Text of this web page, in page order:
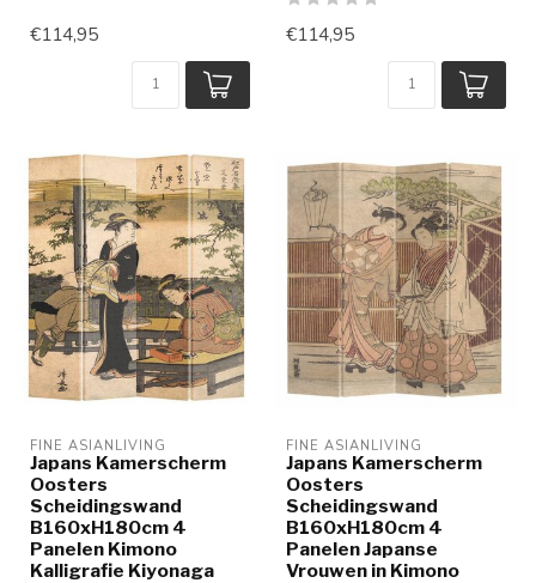
€114,95 €114,95
FINE ASIANLIVING
Japans Kamerscherm
Oosters
Scheidingswand
B160xH180cm 4
Panelen Kimono
Kalligrafie Kiyonaga
FINE ASIANLIVING
Japans Kamerscherm
Oosters
Scheidingswand
B160xH180cm 4
Panelen Japanse
Vrouwen in Kimono